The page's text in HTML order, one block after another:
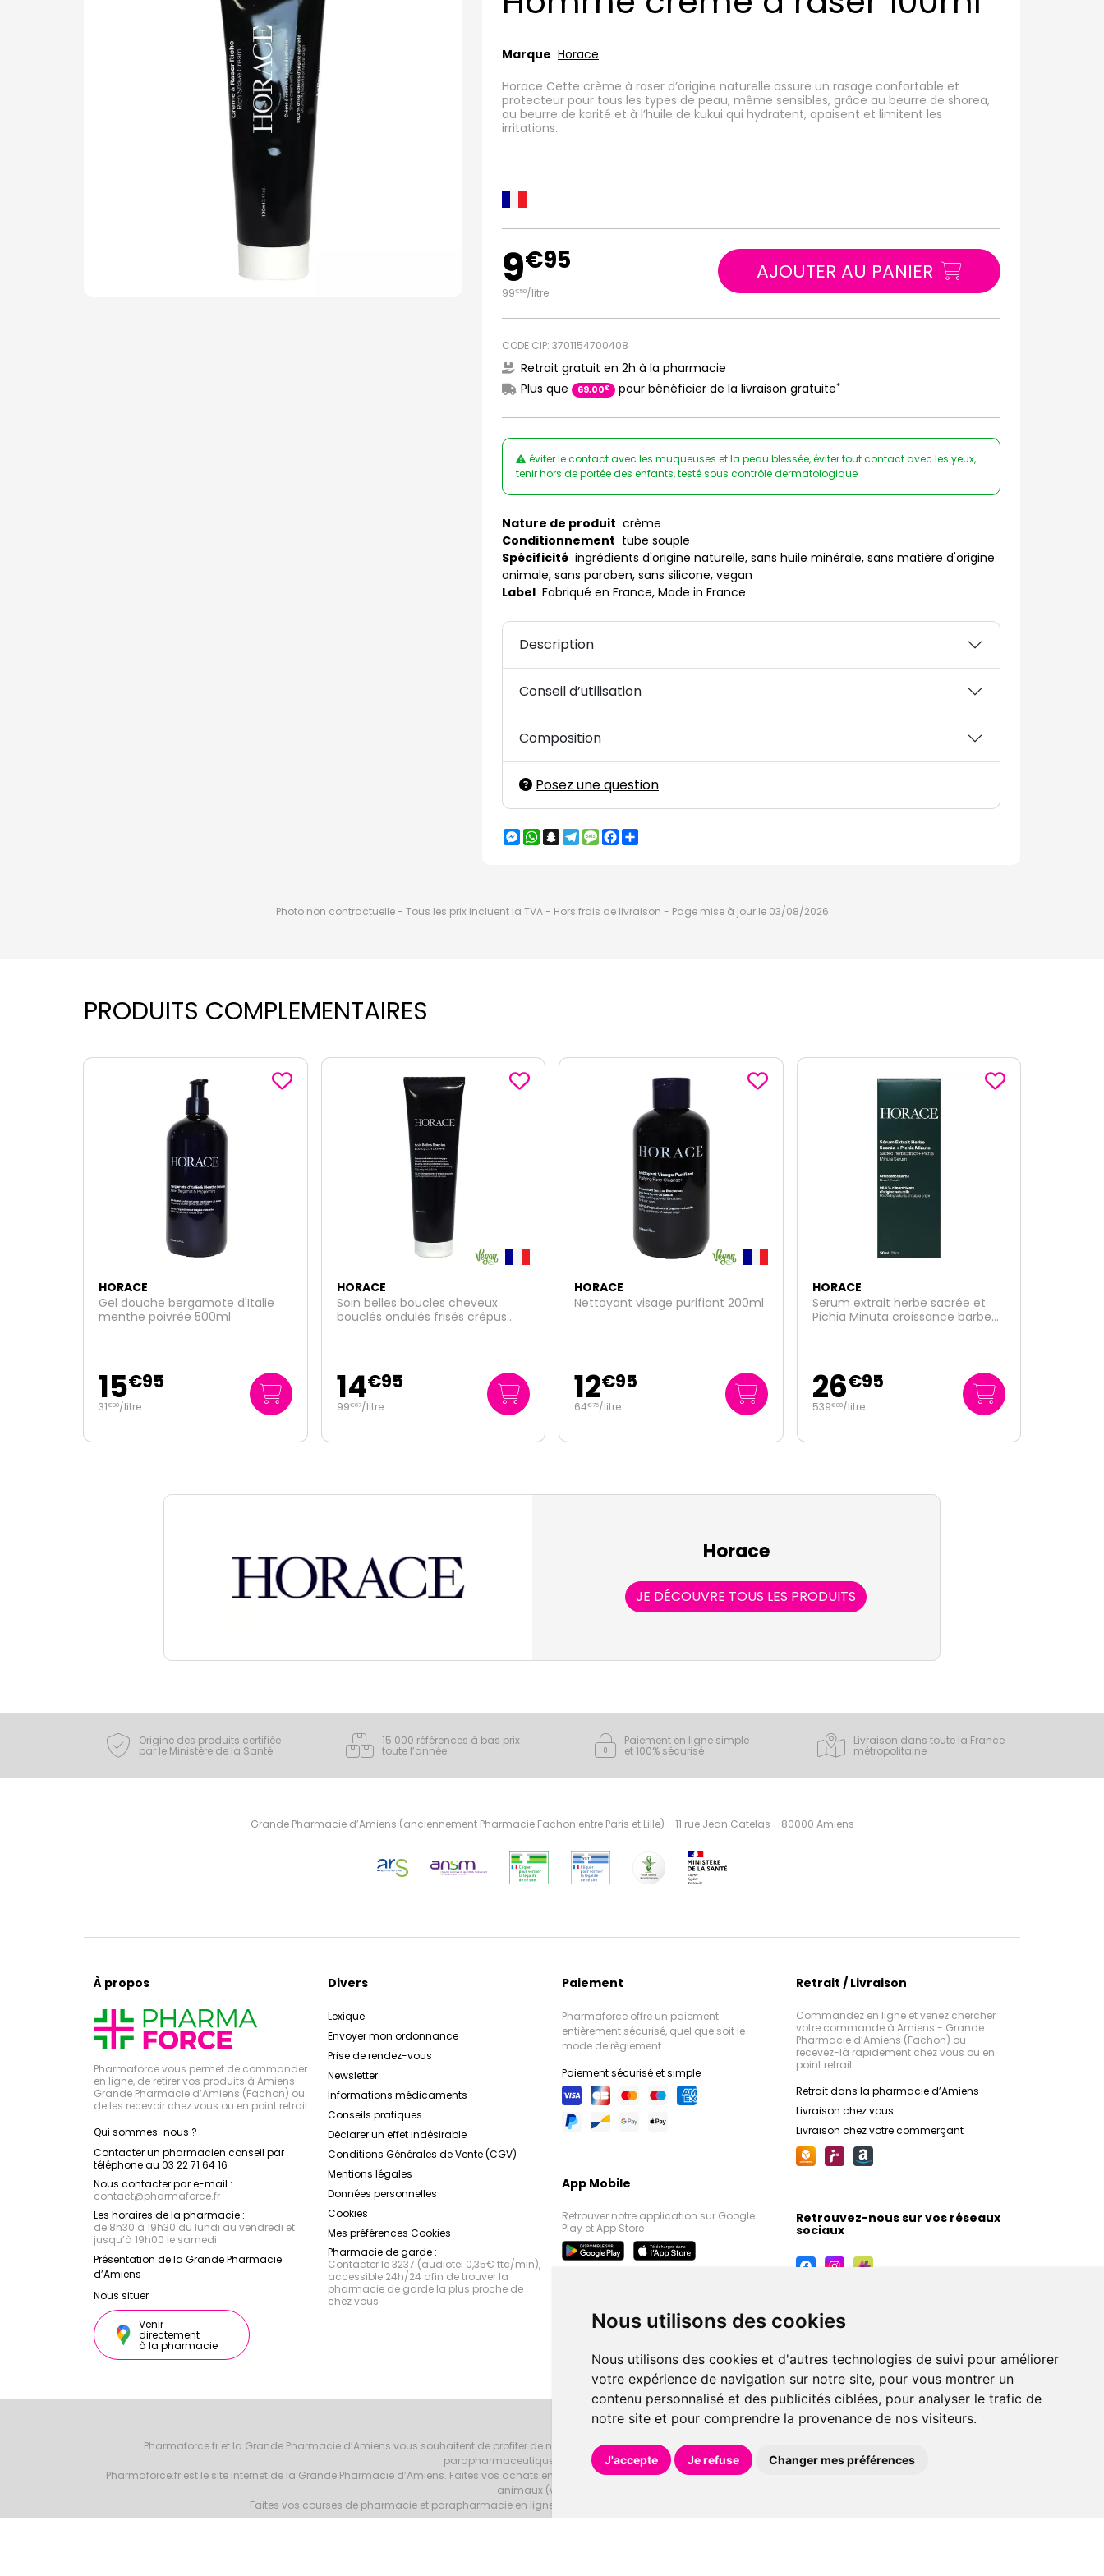
Nous utilisons des cookies
Nous utilisons des cookies et d'autres technologies de suivi pour améliorer
votre expérience de navigation sur notre site, pour vous montrer un
contenu personnalisé et des publicités ciblées, pour analyser le trafic de
notre site et pour comprendre la provenance de nos visiteurs.
J'accepte Je refuse Changer mes préférences
Marque Horace
Horace Cette crème à raser d’origine naturelle assure un rasage confortable et
protecteur pour tous les types de peau, même sensibles, grâce au beurre de shorea,
au beurre de karité et à l’huile de kukui qui hydratent, apaisent et limitent les
irritations.
9€95
99€50/litre
AJOUTER AU PANIER
CODE CIP: 3701154700408
Retrait gratuit en 2h à la pharmacie
Plus que
69,00€ pour bénéficier de la livraison gratuite*
éviter le contact avec les muqueuses et la peau blessée, éviter tout contact avec les yeux,
tenir hors de portée des enfants, testé sous contrôle dermatologique
Nature de produit crème
Conditionnement tube souple
Spécificité ingrédients d'origine naturelle, sans huile minérale, sans matière d'origine
animale, sans paraben, sans silicone, vegan
Label Fabriqué en France, Made in France
Description
Conseil d’utilisation
Composition
Posez une question
Messenger
WhatsApp
Snapchat
Telegram
MessageFacebook
Photo non contractuelle - Tous les prix incluent la TVA - Hors frais de livraison - Page mise à jour le 03/08/2026
PRODUITS COMPLEMENTAIRES
HORACE
Soin belles boucles cheveux
bouclés ondulés frisés crépus
14€95
99€67/litre
HORACE
Nettoyant visage purifiant 200ml
12€95
64€75/litre
HORACE
Serum extrait herbe sacrée et
26€95
539€00/litre
HORACE
Trousse kit visage nettoyant
purifiant 80ml + hydratant 75ml
31€95
138€91/litre
Horace
JE DÉCOUVRE TOUS LES PRODUITS
Origine des produits certifiée
par le Ministère de la Santé
15 000 références à bas prix
toute l’année
Paiement en ligne simple
et 100% sécurisé
Livraison dans toute la France
métropolitaine
Grande Pharmacie d’Amiens (anciennement Pharmacie Fachon entre Paris et Lille) - 11 rue Jean Catelas - 80000 Amiens
À propos
Pharmaforce vous permet de commander
en ligne, de retirer vos produits à Amiens -
Grande Pharmacie d’Amiens (Fachon) ou
de les recevoir chez vous ou en point retrait
Qui sommes-nous ?
Contacter un pharmacien conseil par
téléphone au 03 22 71 64 16
Nous contacter par e-mail :
contact@pharmaforce.fr
Les horaires de la pharmacie :
de 8h30 à 19h30 du lundi au vendredi et
jusqu’à 19h00 le samedi
Présentation de la Grande Pharmacie
d’Amiens
Nous situer
Venir
directement
à la pharmacie
Divers
Lexique
Envoyer mon ordonnance
Prise de rendez-vous
Newsletter
Informations médicaments
Conseils pratiques
Déclarer un effet indésirable
Conditions Générales de Vente (CGV)
Mentions légales
Données personnelles
Cookies
Mes préférences Cookies
Pharmacie de garde :
Contacter le 3237 (audiotel 0,35€ ttc/min),
accessible 24h/24 afin de trouver la
pharmacie de garde la plus proche de
chez vous
Paiement
Pharmaforce offre un paiement
entièrement sécurisé, quel que soit le
mode de règlement
Paiement sécurisé et simple
App Mobile
Retrouver notre application sur Google
Play et App Store
Retrait / Livraison
Commandez en ligne et venez chercher
votre commande à Amiens - Grande
Pharmacie d’Amiens (Fachon) ou
recevez-là rapidement chez vous ou en
point retrait
Retrait dans la pharmacie d’Amiens
Livraison chez vous
Livraison chez votre commerçant
Retrouvez-nous sur vos réseaux
sociaux
Pharmaforce.fr et la Grande Pharmacie d’Amiens vous souhaitent de profiter de notre accueil, de nos conseils pharmaceutiques, orthopédiques, homéopathiques,
parapharmaceutiques, beauté et bien-être.
Pharmaforce.fr est le site internet de la Grande Pharmacie d’Amiens. Faites vos achats en ligne grâce à un choix de 20000 références en pharmacie, parapharmacie, diététique et
animaux (vétérinaire).
Faites vos courses de pharmacie et parapharmacie en ligne et venez les retirer au drive ou vous les faire livrer à domicile.